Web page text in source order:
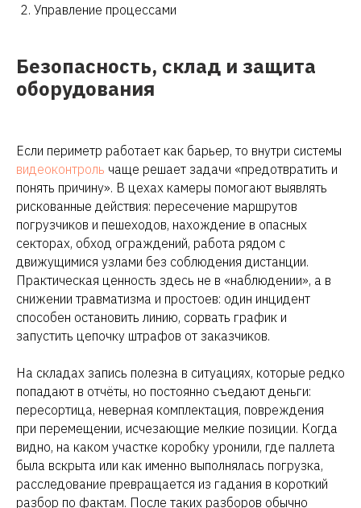
Управление процессами
Безопасность, склад и защита
оборудования
Если периметр работает как барьер, то внутри системы
видеоконтроль чаще решает задачи «предотвратить и
понять причину». В цехах камеры помогают выявлять
рискованные действия: пересечение маршрутов
погрузчиков и пешеходов, нахождение в опасных
секторах, обход ограждений, работа рядом с
движущимися узлами без соблюдения дистанции.
Практическая ценность здесь не в «наблюдении», а в
снижении травматизма и простоев: один инцидент
способен остановить линию, сорвать график и
запустить цепочку штрафов от заказчиков.
На складах запись полезна в ситуациях, которые редко
попадают в отчёты, но постоянно съедают деньги:
пересортица, неверная комплектация, повреждения
при перемещении, исчезающие мелкие позиции. Когда
видно, на каком участке коробку уронили, где паллета
была вскрыта или как именно выполнялась погрузка,
расследование превращается из гадания в короткий
разбор по фактам. После таких разборов обычно